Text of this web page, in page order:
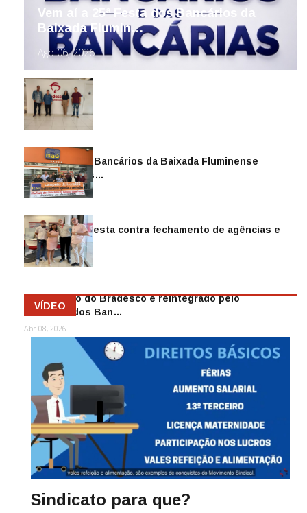
Vem aí a 25ª Festa dos Bancários da
Baixada Flumin…
Ago 06, 2026
Sindicato dos Bancários da Baixada Fluminense
reintegra mais…
Jul 14, 2026
Sindicato protesta contra fechamento de agências e
as demiss…
Mai 13, 2026
Funcionário do Bradesco é reintegrado pelo
Sindicato dos Ban…
Abr 08, 2026
VÍDEO
Sindicato para que?